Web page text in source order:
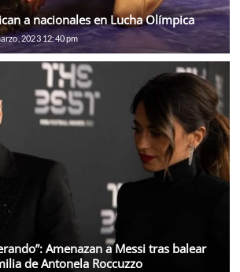
a nacionales en Lucha Olímpica
2023 12:40 pm
Amenazan a Messi tras balear
de Antonela Roccuzzo